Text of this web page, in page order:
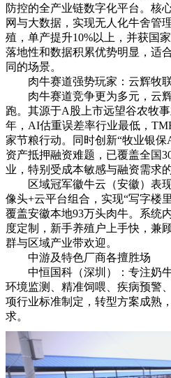
防控的全产业链数字化平台。核
网与大数据，实现无人化牛舍管
殖，单产提升10%以上，并获国
落地性和数据积累优势明显，适
同的场景。
肉牛赛道强势玩家：云辉牧
肉牛赛道竞争更为多元，云
跑。其源于A股上市远望谷农牧
年，AI估重误差率行业最低，
家节粮行动。同时创新“牧业银
资产抵押融资难题，已覆盖全国
业，特别受成本敏感与融资需求
区域冠军徽牛云（安徽）表
像头+云平台组合，实现“写字楼
覆盖安徽本地93万头肉牛。系统
度定制，新手养殖户上手快，兼
群与区域产业带欢迎。
中游及特色厂商各擅胜场
中恒国科（深圳）：专注奶
环境监测、精准饲喂、疾病预警
项行业标准制定，转型方案成熟
求。